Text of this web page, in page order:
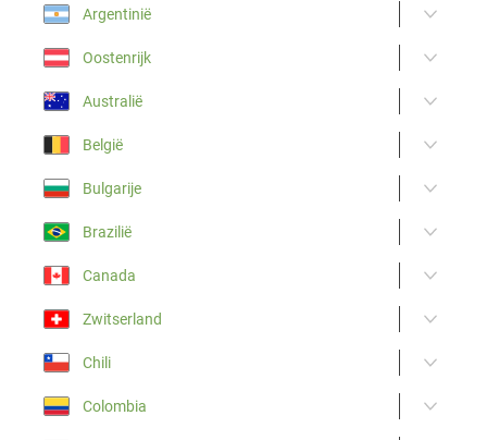
Argentinië
Oostenrijk
Australië
België
Bulgarije
Brazilië
Canada
Zwitserland
Chili
Colombia